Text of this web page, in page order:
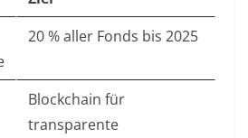
20 % aller Fonds bis 2025
Blockchain für
transparente